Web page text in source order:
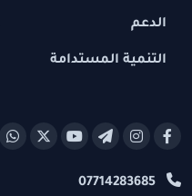
الدعم
التنمية المستدامة
07714283685